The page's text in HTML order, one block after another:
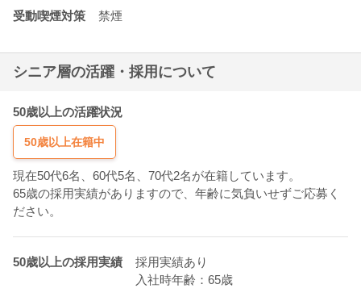
受動喫煙対策 禁煙
シニア層の活躍・採用について
50歳以上の活躍状況
50歳以上在籍中
現在50代6名、60代5名、70代2名が在籍しています。
65歳の採用実績がありますので、年齢に気負いせずご応募く
ださい。
50歳以上の採用実績
採用実績あり
入社時年齢：65歳